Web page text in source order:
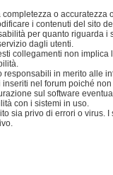
o
i contenuti del sito
per quanto riguarda
dagli utenti.
collegamenti non
in merito alle
nel forum poiché
sul software
con i sistemi in uso.
sia privo di errori o